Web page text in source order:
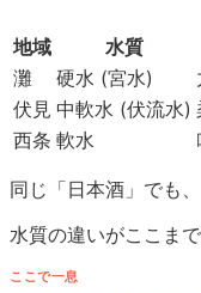
地域 水質
灘
硬水 (宮水)
伏見 中軟水 (伏流水)
西条 軟水
同じ「日本酒」でも、
水質の違いがここま
ここで一息